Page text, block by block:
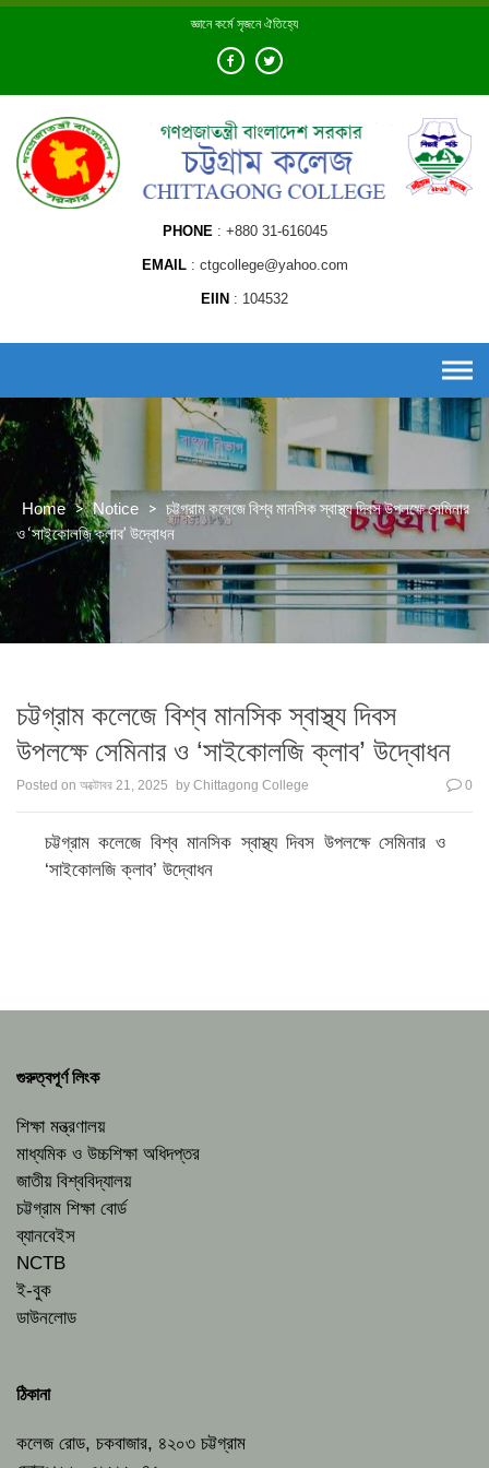
Skip
জ্ঞানে কর্মে সৃজনে ঐতিহ্যে
PHONE +880 31-616045
EMAIL ctgcollege@yahoo.com
EIIN 104532
Home > Notice > চট্টগ্রাম কলেজে বিশ্ব মানসিক স্বাস্থ্য দিবস উপলক্ষে সেমিনার
ও ‘সাইকোলজি ক্লাব’ উদ্বোধন
চট্টগ্রাম কলেজে বিশ্ব মানসিক স্বাস্থ্য দিবস
উপলক্ষে সেমিনার ও ‘সাইকোলজি ক্লাব’ উদ্বোধন
Posted on অক্টোবর 21, 2025 by Chittagong College 0
চট্টগ্রাম কলেজে বিশ্ব মানসিক স্বাস্থ্য দিবস উপলক্ষে সেমিনার ও
‘সাইকোলজি ক্লাব’ উদ্বোধন
গুরুত্বপূর্ণ লিংক
শিক্ষা মন্ত্রণালয়
মাধ্যমিক ও উচ্চশিক্ষা অধিদপ্তর
জাতীয় বিশ্ববিদ্যালয়
চট্টগ্রাম শিক্ষা বোর্ড
ব্যানবেইস
NCTB
ই-বুক
ডাউনলোড
ঠিকানা
কলেজ রোড, চকবাজার, ৪২০৩ চট্টগ্রাম